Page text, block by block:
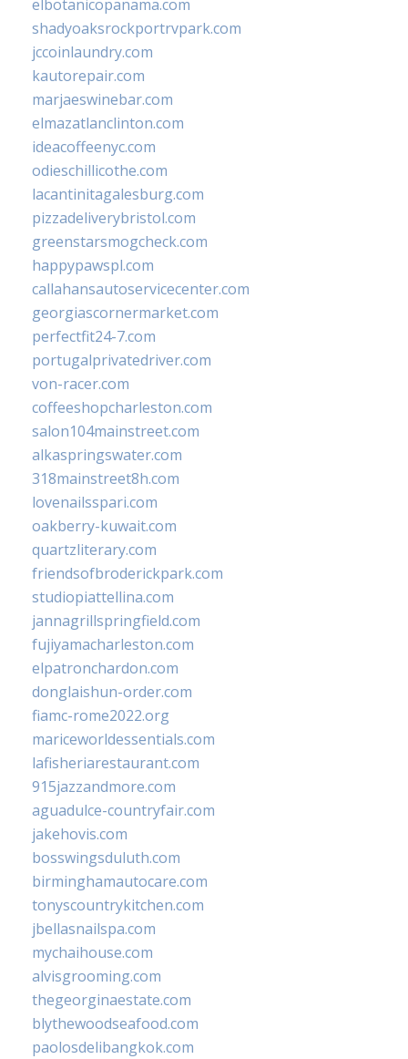
elbotanicopanama.com
shadyoaksrockportrvpark.com
jccoinlaundry.com
kautorepair.com
marjaeswinebar.com
elmazatlanclinton.com
ideacoffeenyc.com
odieschillicothe.com
lacantinitagalesburg.com
pizzadeliverybristol.com
greenstarsmogcheck.com
happypawspl.com
callahansautoservicecenter.com
georgiascornermarket.com
perfectfit24-7.com
portugalprivatedriver.com
von-racer.com
coffeeshopcharleston.com
salon104mainstreet.com
alkaspringswater.com
318mainstreet8h.com
lovenailsspari.com
oakberry-kuwait.com
quartzliterary.com
friendsofbroderickpark.com
studiopiattellina.com
jannagrillspringfield.com
fujiyamacharleston.com
elpatronchardon.com
donglaishun-order.com
fiamc-rome2022.org
mariceworldessentials.com
lafisheriarestaurant.com
915jazzandmore.com
aguadulce-countryfair.com
jakehovis.com
bosswingsduluth.com
birminghamautocare.com
tonyscountrykitchen.com
jbellasnailspa.com
mychaihouse.com
alvisgrooming.com
thegeorginaestate.com
blythewoodseafood.com
paolosdelibangkok.com